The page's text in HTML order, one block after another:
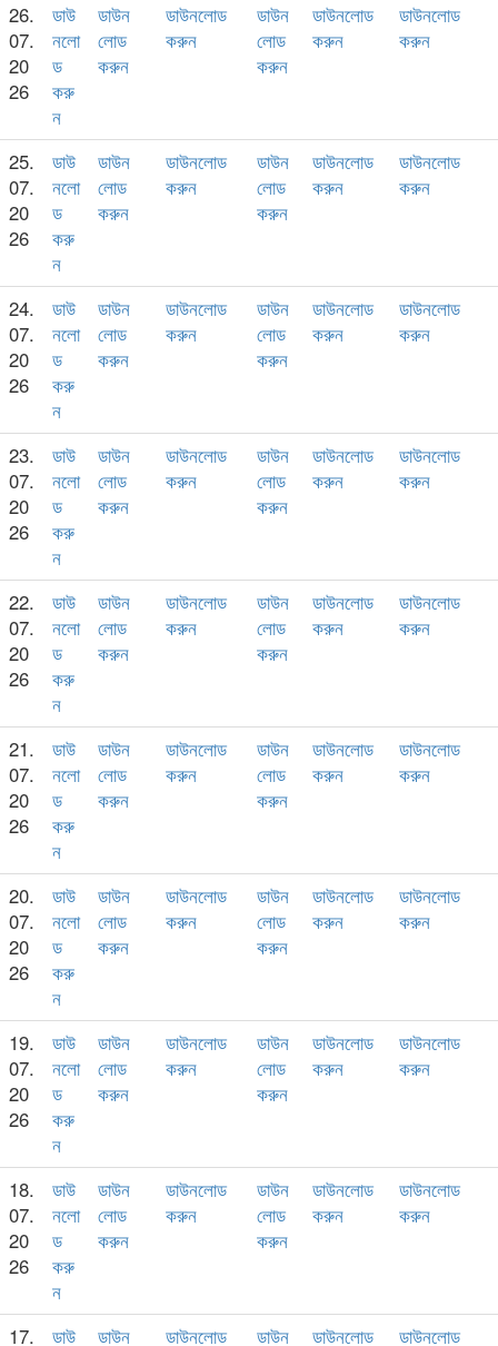
26.
07.
20
26
ডাউ
নলো
ড
করু
ন
ডাউন
লোড
করুন
ডাউনলোড
করুন
ডাউন
লোড
করুন
ডাউনলোড
করুন
ডাউনলোড
করুন
25.
07.
20
26
ডাউ
নলো
ড
করু
ন
ডাউন
লোড
করুন
ডাউনলোড
করুন
ডাউন
লোড
করুন
ডাউনলোড
করুন
ডাউনলোড
করুন
24.
07.
20
26
ডাউ
নলো
ড
করু
ন
ডাউন
লোড
করুন
ডাউনলোড
করুন
ডাউন
লোড
করুন
ডাউনলোড
করুন
ডাউনলোড
করুন
23.
07.
20
26
ডাউ
নলো
ড
করু
ন
ডাউন
লোড
করুন
ডাউনলোড
করুন
ডাউন
লোড
করুন
ডাউনলোড
করুন
ডাউনলোড
করুন
22.
07.
20
26
ডাউ
নলো
ড
করু
ন
ডাউন
লোড
করুন
ডাউনলোড
করুন
ডাউন
লোড
করুন
ডাউনলোড
করুন
ডাউনলোড
করুন
21.
07.
20
26
ডাউ
নলো
ড
করু
ন
ডাউন
লোড
করুন
ডাউনলোড
করুন
ডাউন
লোড
করুন
ডাউনলোড
করুন
ডাউনলোড
করুন
20.
07.
20
26
ডাউ
নলো
ড
করু
ন
ডাউন
লোড
করুন
ডাউনলোড
করুন
ডাউন
লোড
করুন
ডাউনলোড
করুন
ডাউনলোড
করুন
19.
07.
20
26
ডাউ
নলো
ড
করু
ন
ডাউন
লোড
করুন
ডাউনলোড
করুন
ডাউন
লোড
করুন
ডাউনলোড
করুন
ডাউনলোড
করুন
18.
07.
20
26
ডাউ
নলো
ড
করু
ন
ডাউন
লোড
করুন
ডাউনলোড
করুন
ডাউন
লোড
করুন
ডাউনলোড
করুন
ডাউনলোড
করুন
17. ডাউ ডাউন ডাউনলোড ডাউন ডাউনলোড ডাউনলোড